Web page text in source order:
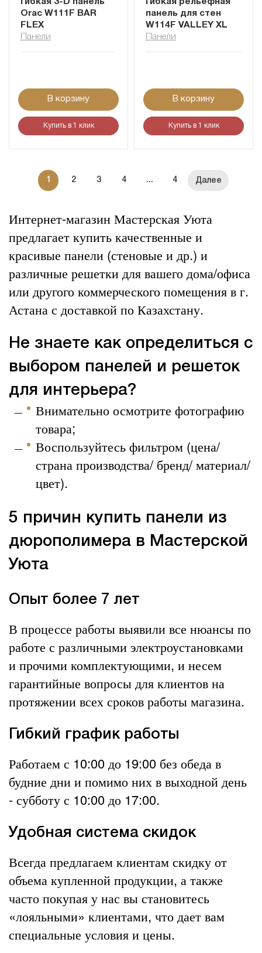
Гибкая 3-D панель
Orac W111F BAR
FLEX
Панели
В корзину
Купить в 1 клик
Гибкая рельефная
панель для стен
W114F VALLEY XL
Панели
В корзину
Купить в 1 клик
1 2 3 4 ... 4
Интернет-магазин Мастерская Уюта
предлагает купить качественные и
красивые панели (стеновые и др.) и
различные решетки для вашего дома/офиса
или другого коммерческого помещения в г.
Астана с доставкой по Казахстану.
Не знаете как определиться с
выбором панелей и решеток
для интерьера?
Внимательно осмотрите фотографию
товара;
Воспользуйтесь фильтром (цена/
страна производства/ бренд/ материал/
цвет).
5 причин купить панели из
дюрополимера в Мастерской
Уюта
Опыт более 7 лет
В процессе работы выявили все нюансы по
работе с различными электроустановками
и прочими комплектующими, и несем
гарантийные вопросы для клиентов на
протяжении всех сроков работы магазина.
Гибкий график работы
Работаем с 10:00 до 19:00 без обеда в
будние дни и помимо них в выходной день
- субботу с 10:00 до 17:00.
Удобная система скидок
Всегда предлагаем клиентам скидку от
объема купленной продукции, а также
часто покупая у нас вы становитесь
«лояльными» клиентами, что дает вам
специальные условия и цены.